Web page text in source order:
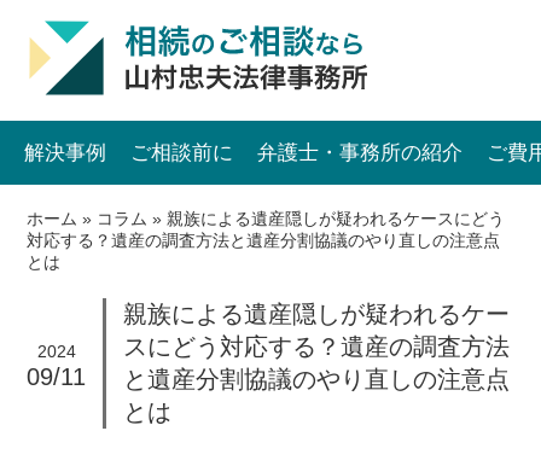
解決事例 ご相談前に 弁護士・事務所の紹介 ご費
ホーム » コラム »親族による遺産隠しが疑われるケースにどう
対応する？遺産の調査方法と遺産分割協議のやり直しの注意点
とは
2024
09/11
親族による遺産隠しが疑われるケー
スにどう対応する？遺産の調査方法
と遺産分割協議のやり直しの注意点
とは